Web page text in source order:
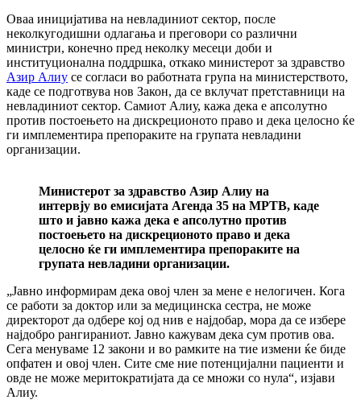
Оваа иницијатива на невладиниот сектор, после
неколкугодишни одлагања и преговори со различни
министри, конечно пред неколку месеци доби и
институционална поддршка, откако министерот за здравство
Азир Алиу се согласи во работната група на министерството,
каде се подготвува нов Закон, да се вклучат претставници на
невладиниот сектор. Самиот Алиу, кажа дека е апсолутно
против постоењето на дискреционото право и дека целосно ќе
ги имплементира препораките на групата невладини
организации.
Министерот за здравство Азир Алиу на
интервју во емисијата Агенда 35 на МРТВ, каде
што и јавно кажа дека е апсолутно против
постоењето на дискреционото право и дека
целосно ќе ги имплементира препораките на
групата невладини организации.
„Јавно информирам дека овој член за мене е нелогичен. Кога
се работи за доктор или за медицинска сестра, не може
директорот да одбере кој од нив е најдобар, мора да се избере
најдобро рангираниот. Јавно кажувам дека сум против ова.
Сега менуваме 12 закони и во рамките на тие измени ќе биде
опфатен и овој член. Сите сме ние потенцијални пациенти и
овде не може меритократијата да се множи со нула“, изјави
Алиу.